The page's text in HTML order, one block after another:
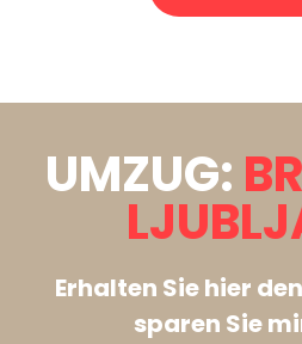
UMZUG:
Erhalten Sie hier den
sparen Sie